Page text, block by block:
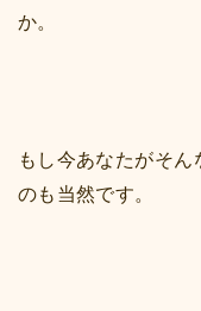
か。
もし今あなたがそ
のも当然です。